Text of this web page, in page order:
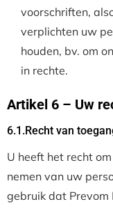
voorschriften,
verplichten uw
houden, bv. om
in rechte.
Artikel 6 – Uw
6.1.Recht van
U heeft het recht
nemen van uw
gebruik dat Prevom